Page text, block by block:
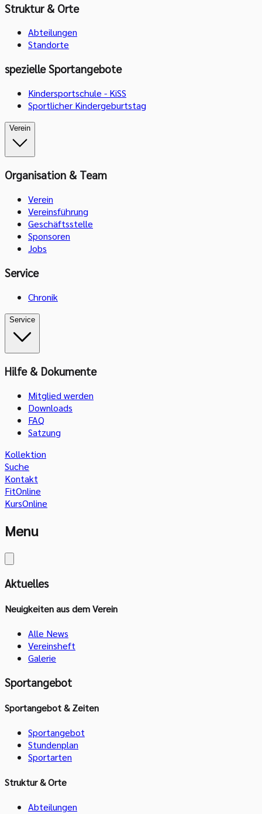
Struktur & Orte
Abteilungen
Standorte
spezielle Sportangebote
Kindersportschule - KiSS
Sportlicher Kindergeburtstag
Verein
Organisation & Team
Verein
Vereinsführung
Geschäftsstelle
Sponsoren
Jobs
Service
Chronik
Service
Hilfe & Dokumente
Mitglied werden
Downloads
FAQ
Satzung
Kollektion
Suche
Kontakt
FitOnline
KursOnline
Menu
Aktuelles
Neuigkeiten aus dem Verein
Alle News
Vereinsheft
Galerie
Sportangebot
Sportangebot & Zeiten
Sportangebot
Stundenplan
Sportarten
Struktur & Orte
Abteilungen